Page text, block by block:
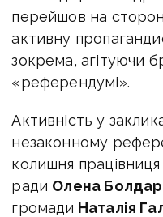
перейшов на
активну
зокрема, агітуючи
«референдумі».
Активність у
незаконному
колишня
ради Олена
громади Наталія